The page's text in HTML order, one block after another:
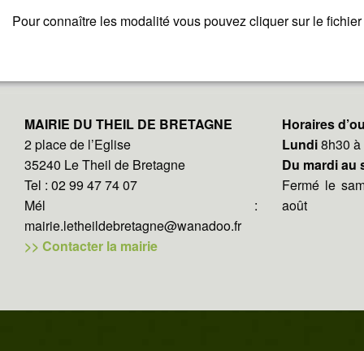
Pour connaître les modalité vous pouvez cliquer sur le
MAIRIE DU THEIL DE BRETAGNE
2 place de l’Eglise
35240 Le Theil de Bretagne
Tel : 02 99 47 74 07
Mél :
mairie.letheildebretagne@wanadoo.fr
>> Contacter la mairie
Horaires
Lundi8h30
Du mardi au
Fermé le
août